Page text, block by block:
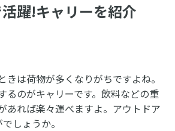
躍!キャリーを紹介
きは荷物が多くなりがちですよね。
るのがキャリーです。飲料などの重
あれば楽々運べますよ。アウトドア
しょうか。